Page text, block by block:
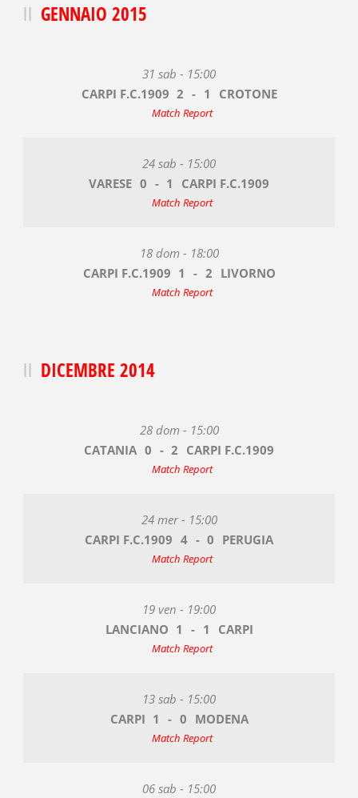
GENNAIO 2015
31 sab - 15:00
CARPI F.C.1909 2 - 1 CROTONE
Match Report
24 sab - 15:00
VARESE 0 - 1 CARPI F.C.1909
Match Report
18 dom - 18:00
CARPI F.C.1909 1 - 2 LIVORNO
Match Report
DICEMBRE 2014
28 dom - 15:00
CATANIA 0 - 2 CARPI F.C.1909
Match Report
24 mer - 15:00
CARPI F.C.1909 4 - 0 PERUGIA
Match Report
19 ven - 19:00
LANCIANO 1 - 1 CARPI
Match Report
13 sab - 15:00
CARPI 1 - 0 MODENA
Match Report
06 sab - 15:00